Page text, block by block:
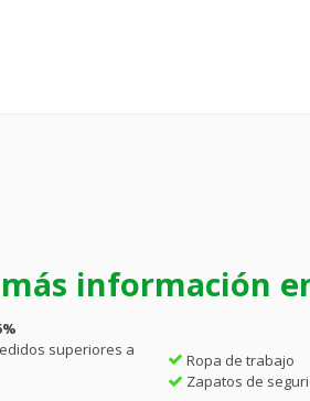
información
superiores a
Ropa de trabajo
Zapatos de